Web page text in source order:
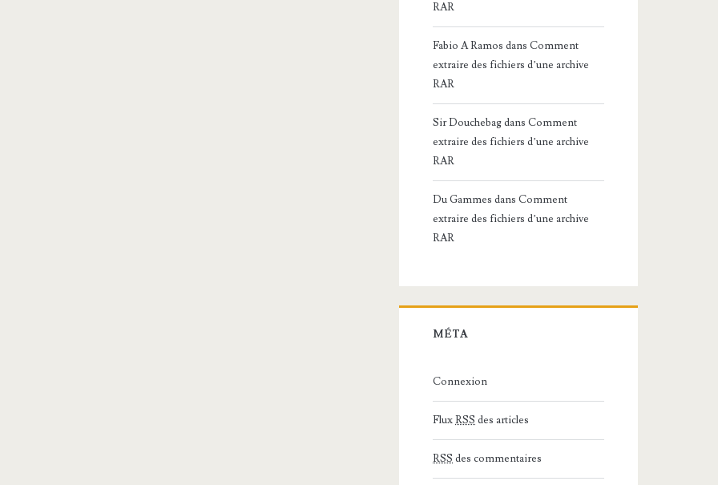
RAR
Fabio A Ramos dansComment
extraire des fichiers d’une archive
RAR
Sir DouchebagdansComment
extraire des fichiers d’une archive
RAR
Du Gammes dansComment
extraire des fichiers d’une archive
RAR
MÉTA
Connexion
FluxRSS des articles
RSS des commentaires